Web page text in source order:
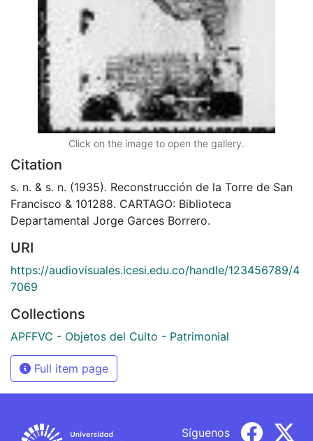
Click on the image to open the gallery.
Citation
s. n. & s. n. (1935). Reconstrucción de la Torre de San
Francisco & 101288. CARTAGO: Biblioteca
Departamental Jorge Garces Borrero.
URI
https://audiovisuales.icesi.edu.co/handle/123456789/4
7069
Collections
APFFVC - Objetos del Culto - Patrimonial
Full item page
Síguenos